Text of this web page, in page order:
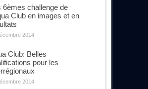
6èmes challenge de
Club en images et en
2014
Club: Belles
pour les
2014